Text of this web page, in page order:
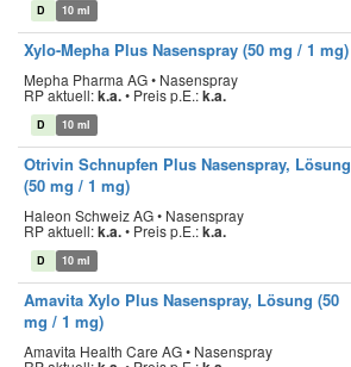
D 10 ml
Xylo-Mepha Plus Nasenspray (50 mg / 1 mg)
Mepha Pharma AG • Nasenspray
RP aktuell:k.a.• Preis p.E.:k.a.
D 10 ml
Otrivin Schnupfen Plus Nasenspray, Lösung
(50 mg / 1 mg)
Haleon Schweiz AG • Nasenspray
RP aktuell:k.a.• Preis p.E.:k.a.
D 10 ml
Amavita Xylo Plus Nasenspray, Lösung (50
mg / 1 mg)
Amavita Health Care AG • Nasenspray